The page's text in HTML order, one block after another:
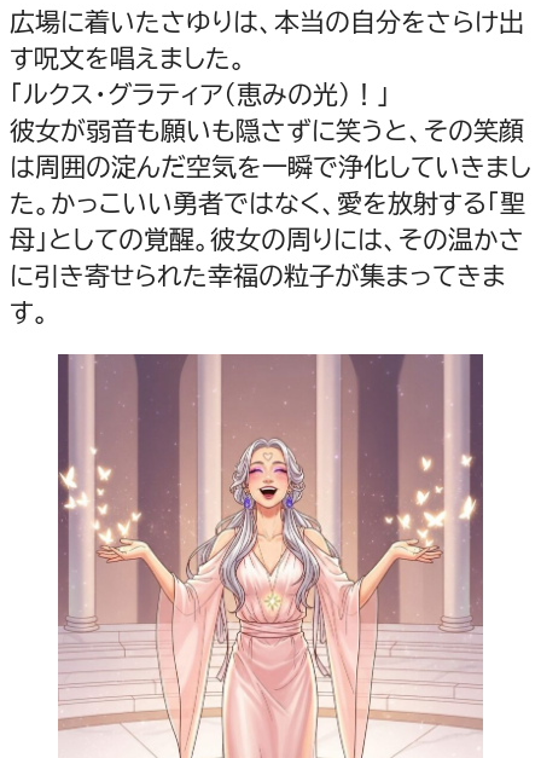
広場に着いたさゆりは、本当の自分をさらけ出
す呪文を唱えました。
「ルクス・グラティア（恵みの光）！」
彼女が弱音も願いも隠さずに笑うと、その笑顔
は周囲の淀んだ空気を一瞬で浄化していきまし
た。かっこいい勇者ではなく、愛を放射する「聖
母」としての覚醒。彼女の周りには、その温かさ
に引き寄せられた幸福の粒子が集まってきま
す。